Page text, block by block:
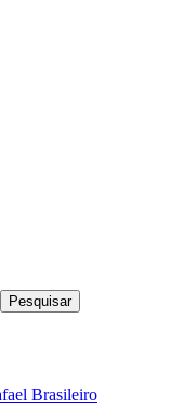
Brasileiro